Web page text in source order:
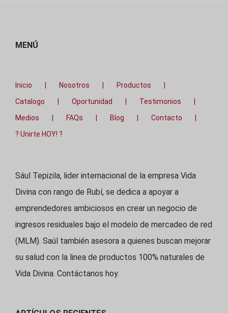
MENÚ
Inicio Nosotros
Productos
Catalogo
Oportunidad
Testimonios
Medios
FAQs Blog
Contacto
? Unirte HOY! ?
Sául Tepizila, lider internacional de la empresa Vida
Divina con rango de Rubí, se dedica a apoyar a
emprendedores ambiciosos en crear un negocio de
ingresos residuales bajo el modelo de mercadeo de red
(MLM). Saúl también asesora a quienes buscan mejorar
su salud con la linea de productos 100% naturales de
Vida Divina. Contáctanos hoy.